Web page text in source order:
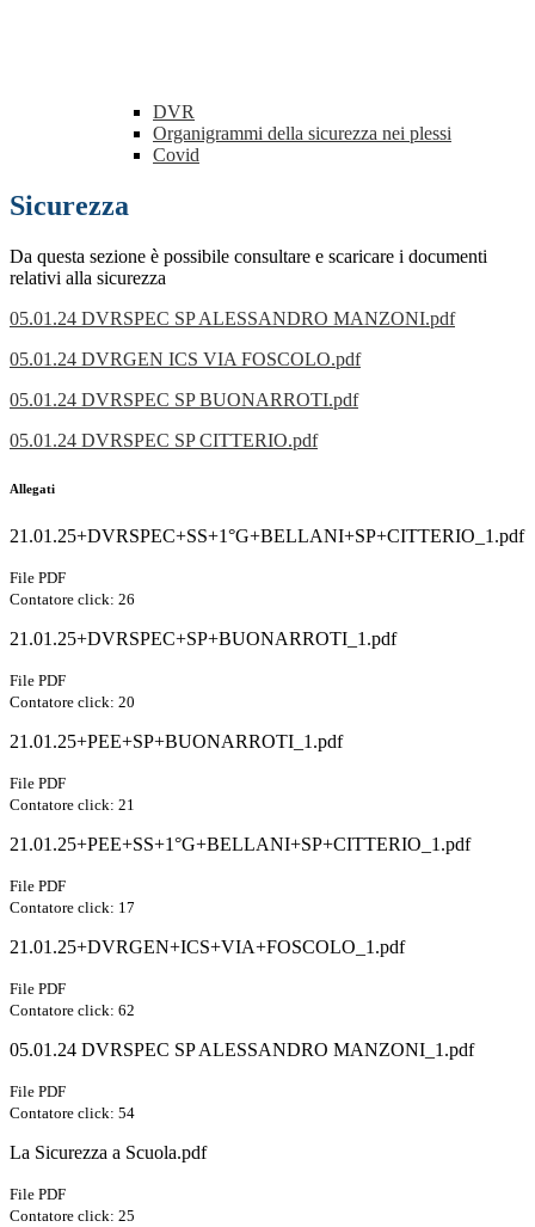
DVR
Organigrammi della sicurezza nei plessi
Covid
Sicurezza
Da questa sezione è possibile consultare e scaricare i documenti
relativi alla sicurezza
05.01.24 DVRSPEC SP ALESSANDRO MANZONI.pdf
05.01.24 DVRGEN ICS VIA FOSCOLO.pdf
05.01.24 DVRSPEC SP BUONARROTI.pdf
05.01.24 DVRSPEC SP CITTERIO.pdf
Allegati
21.01.25+DVRSPEC+SS+1°G+BELLANI+SP+CITTERIO_1.pdf
File PDF
Contatore click: 26
21.01.25+DVRSPEC+SP+BUONARROTI_1.pdf
File PDF
Contatore click: 20
21.01.25+PEE+SP+BUONARROTI_1.pdf
File PDF
Contatore click: 21
21.01.25+PEE+SS+1°G+BELLANI+SP+CITTERIO_1.pdf
File PDF
Contatore click: 17
21.01.25+DVRGEN+ICS+VIA+FOSCOLO_1.pdf
File PDF
Contatore click: 62
05.01.24 DVRSPEC SP ALESSANDRO MANZONI_1.pdf
File PDF
Contatore click: 54
La Sicurezza a Scuola.pdf
File PDF
Contatore click: 25